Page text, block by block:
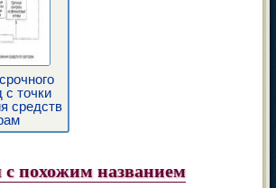
с точки
средств
похожим названием